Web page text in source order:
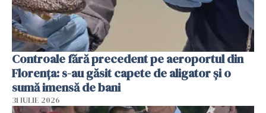
Controale fără precedent pe aeroportul din
Florența: s-au găsit capete de aligator și o
sumă imensă de bani
31 IULIE 2026